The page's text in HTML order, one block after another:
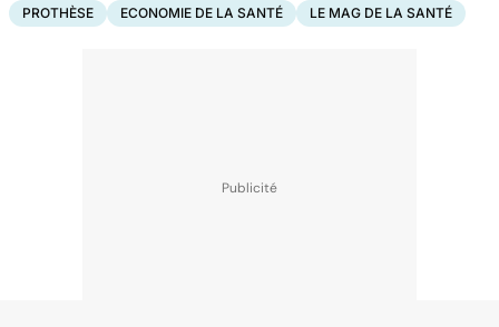
PROTHÈSE ECONOMIE DE LA SANTÉ LE MAG DE LA SANTÉ